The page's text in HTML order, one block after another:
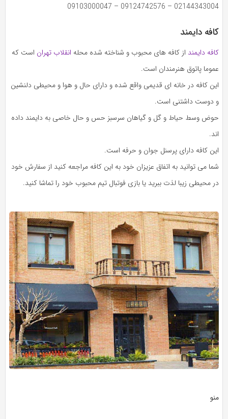
02144343004 – 09124742576 – 09103000047
کافه دایمند
کافه دایمند از کافه های محبوب و شناخته شده محله انقلاب تهران است که
عموما پاتوق هنرمندان است.
این کافه در خانه ای قدیمی واقع شده و دارای حال و هوا و محیطی دلنشین
و دوست داشتنی است.
حوض وسط حیاط و گل و گیاهان سرسبز حس و حال خاصی به دایمند داده
اند.
این کافه دارای پرسنل جوان و حرفه است.
شما می توانید به اتفاق عزیزان خود به این کافه مراجعه کنید از سفارش خود
در محیطی زیبا لذت ببرید یا بازی فوتبال تیم محبوب خود را تماشا کنید.
منو